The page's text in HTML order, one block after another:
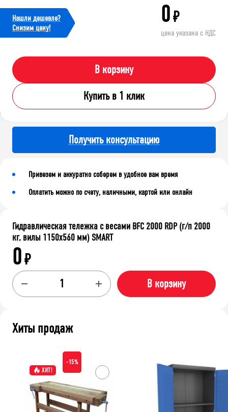
Нашли дешевле?
Cнизим цену!
0₽
цена указана с НДС
В корзину
Купить в 1 клик
Получить консультацию
Привезем и аккуратно соберем в удобное вам время
Оплатить можно по счету, наличными, картой или онлайн
Гидравлическая тележка с весами BFC 2000 RDP (г/п 2000
кг, вилы 1150x560 мм) SMART
0₽
В корзину
Хиты продаж
ХИТ!
-15%